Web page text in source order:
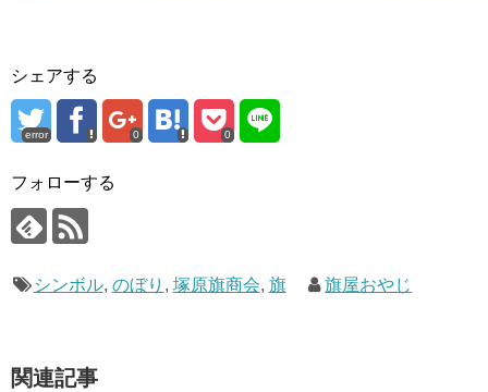
シェアする
error 0 0
フォローする
シンボル, のぼり , 塚原旗商会, 旗 旗屋おやじ
関連記事